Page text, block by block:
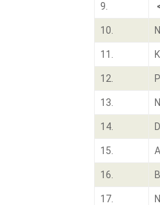
9.
10.
11.
12.
13.
14.
15.
16.
17.